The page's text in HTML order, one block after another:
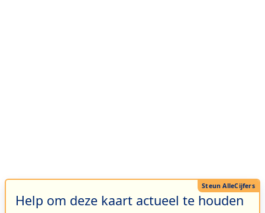
Help om deze kaart actueel te houden